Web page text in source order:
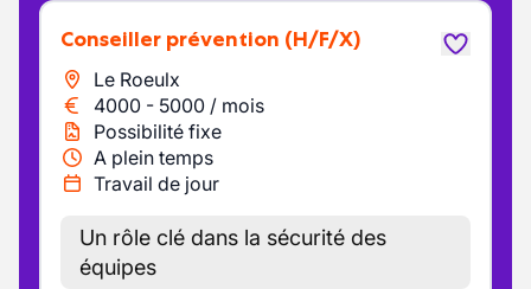
Conseiller prévention (H/F/X)
Le Roeulx
4000 - 5000 / mois
Possibilité fixe
A plein temps
Travail de jour
Un rôle clé dans la sécurité des
équipes